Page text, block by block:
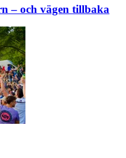
– och vägen tillbaka